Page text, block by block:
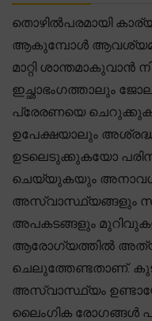
തൊഴിൽപരമായി
ആകുമ്പോൾ
മാറ്റി ശാന്തമാകുവാൻ
ഇച്ഛാഭംഗത്താലും
പ്രേരണയെ
ഉപേക്ഷയാലും
ഉടലെടുക്കുകയോ
ചെയ്യുകയും
അസ്വാസ്ഥ്യങ്ങളും
അപകടങ്ങളും
ആരോഗ്യത്തിൽ
ചെലുത്തേണ്ടതാണ്.
അസ്വാസ്ഥ്യം
ലൈംഗിക രോഗങ്ങൾ